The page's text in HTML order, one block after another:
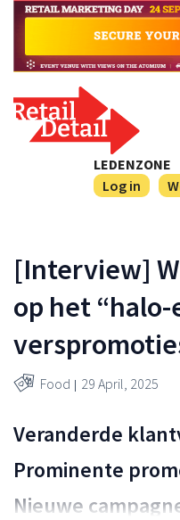
LEDENZONE
Log in
[Interview]
op het
Food 29 April, 2025
Veranderde
Prominente
Nieuwe